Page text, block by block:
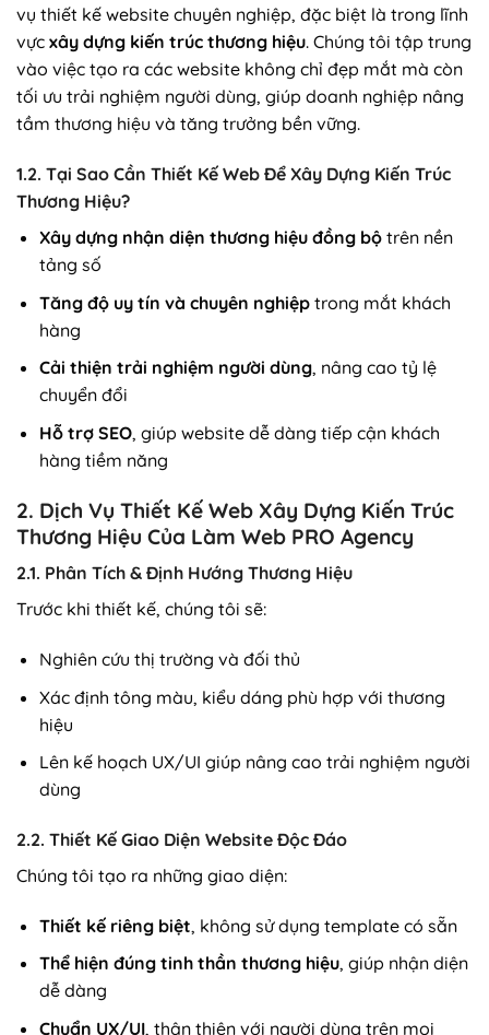
vụ thiết kế website chuyên nghiệp, đặc biệt là trong lĩnh
vực xây dựng kiến trúc thương hiệu. Chúng tôi tập trung
vào việc tạo ra các website không chỉ đẹp mắt mà còn
tối ưu trải nghiệm người dùng, giúp doanh nghiệp nâng
tầm thương hiệu và tăng trưởng bền vững.
1.2. Tại Sao Cần Thiết Kế Web Để Xây Dựng Kiến Trúc
Thương Hiệu?
Xây dựng nhận diện thương hiệu đồng bộtrên nền
tảng số
Tăng độ uy tín và chuyên nghiệptrong mắt khách
hàng
Cải thiện trải nghiệm người dùng, nâng cao tỷ lệ
chuyển đổi
Hỗ trợ SEO, giúp website dễ dàng tiếp cận khách
hàng tiềm năng
2. Dịch Vụ Thiết Kế Web Xây Dựng Kiến Trúc
Thương Hiệu Của Làm Web PRO Agency
2.1. Phân Tích & Định Hướng Thương Hiệu
Trước khi thiết kế, chúng tôi sẽ:
Nghiên cứu thị trường và đối thủ
Xác định tông màu, kiểu dáng phù hợp với thương
hiệu
Lên kế hoạch UX/UI giúp nâng cao trải nghiệm người
dùng
2.2. Thiết Kế Giao Diện Website Độc Đáo
Chúng tôi tạo ra những giao diện:
Thiết kế riêng biệt, không sử dụng template có sẵn
Thể hiện đúng tinh thần thương hiệu, giúp nhận diện
dễ dàng
Chuẩn UX/UI, thân thiện với người dùng trên mọi